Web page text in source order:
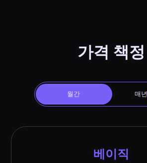
가격 책정
월간 매년
베이직